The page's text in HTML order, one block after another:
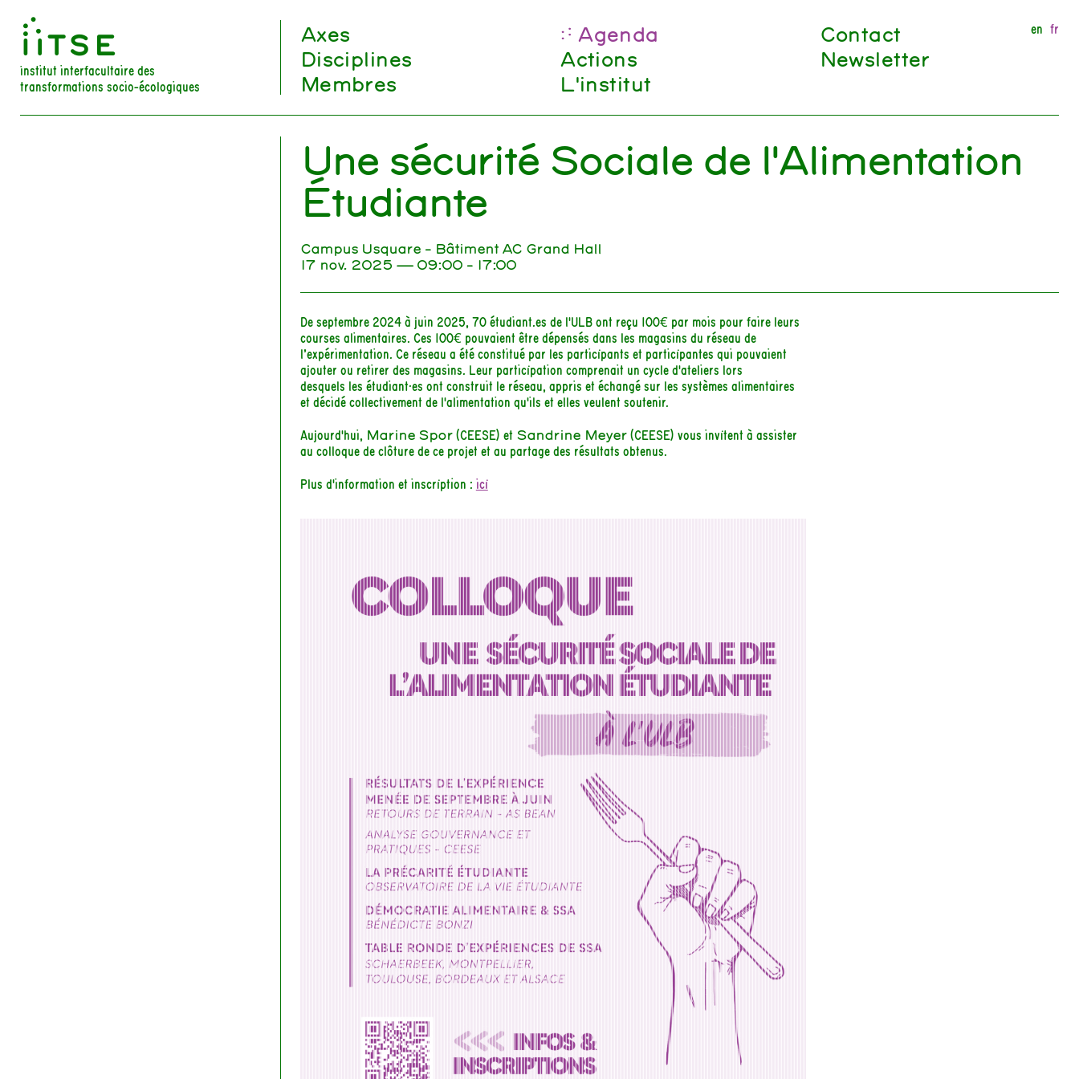
󰀀
institut interfacultaire des
transformations socio-écologiques
en fr
Axes
Disciplines
Membres
Agenda
Actions
L'institut
Contact
Newsletter
Une sécurité Sociale de l'Alimentation
Étudiante
Campus Usquare - Bâtiment AC Grand Hall
17 nov. 2025 — 09:00 - 17:00
De septembre 2024 à juin 2025, 70 étudiant.es de l'ULB ont reçu 100€ par mois pour faire leurs
courses alimentaires. Ces 100€ pouvaient être dépensés dans les magasins du réseau de
l’expérimentation. Ce réseau a été constitué par les participants et participantes qui pouvaient
ajouter ou retirer des magasins. Leur participation comprenait un cycle d'ateliers lors
desquels les étudiant·es ont construit le réseau, appris et échangé sur les systèmes alimentaires
et décidé collectivement de l'alimentation qu'ils et elles veulent soutenir.
Aujourd'hui, Marine Spor(CEESE) etSandrine Meyer(CEESE) vous invitent à assister
au colloque de clôture de ce projet et au partage des résultats obtenus.
Plus d'information et inscription :ici